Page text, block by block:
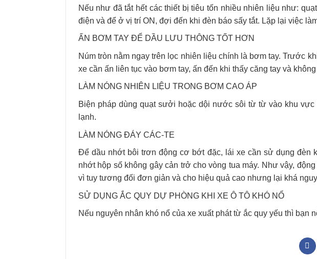
Nếu như đã tắt hết các thiết bị tiêu tốn nhiều nhiên liệu như:
điện và để ở vị trí ON, đợi đến khi đèn báo sấy tắt. Lặp lại việc
ẤN BƠM TAY ĐỂ DẦU LƯU THÔNG TỐT HƠN
Núm tròn nằm ngay trên lọc nhiên liệu chính là bơm tay. Trước
xe cần ấn liên tục vào bơm tay, ấn đến khi thấy căng tay và
LÀM NÓNG NHIÊN LIỆU TRONG BƠM CAO ÁP
Biện pháp dùng quạt sưởi hoặc dội nước sôi từ từ vào khu
lạnh.
LÀM NÓNG ĐÁY CÁC-TE
Để dầu nhớt bôi trơn động cơ bớt đặc, lái xe cần sử dụng đèn
nhớt hộp số không gây cản trở cho vòng tua máy. Như vậy,
vì tuy tương đối đơn giản và cho hiệu quả cao nhưng lại khá
SỬ DỤNG ẮC QUY DỰ PHÒNG KHI XE Ô TÔ KHÓ NỔ
Nếu nguyên nhân khó nổ của xe xuất phát từ ắc quy yếu thì bạn